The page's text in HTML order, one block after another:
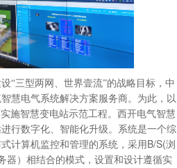
“三型两网、世界壹流”的战略目标，中
智慧电气系统解决方案服务商。为此，以
施智慧变电站示范工程。西开电气智慧
行数字化、智能化升级。系统是一个综
计算机监控和管理的系统，采用 B/S(浏
器）相结合的模式，设置和设计遵循实